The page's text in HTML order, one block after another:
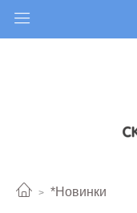
*Новинки